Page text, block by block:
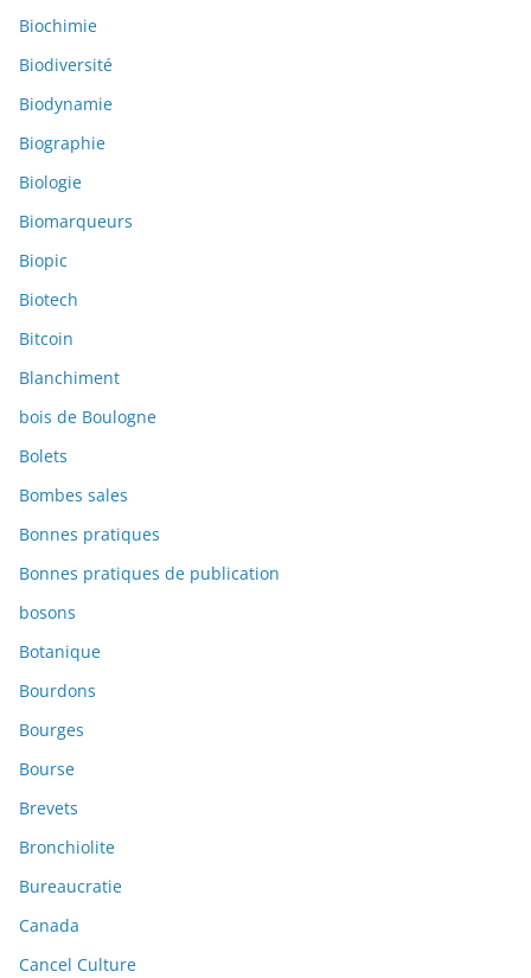
Biochimie
Biodiversité
Biodynamie
Biographie
Biologie
Biomarqueurs
Biopic
Biotech
Bitcoin
Blanchiment
bois de Boulogne
Bolets
Bombes sales
Bonnes pratiques
Bonnes pratiques de publication
bosons
Botanique
Bourdons
Bourges
Bourse
Brevets
Bronchiolite
Bureaucratie
Canada
Cancel Culture